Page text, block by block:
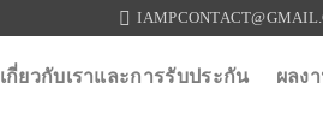
เกี่ยวกับเราและการรับประกัน ผลง